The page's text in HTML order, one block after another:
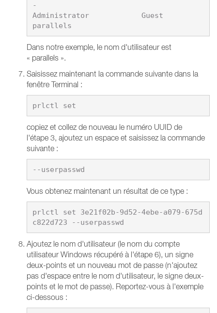
-
Administrator            Guest
Dans notre exemple, le nom d'utilisateur est
« parallels ».
Saisissez maintenant la commande suivante dans la
fenêtre Terminal :
copiez et collez de nouveau le numéro UUID de
l'étape 3, ajoutez un espace et saisissez la commande
suivante :
Vous obtenez maintenant un résultat de ce type :
prlctl set 3e21f02b-9d52-4ebe-a079-675d
Ajoutez le nom d'utilisateur (le nom du compte
utilisateur Windows récupéré à l'étape 6), un signe
deux-points et un nouveau mot de passe (n'ajoutez
pas d'espace entre le nom d'utilisateur, le signe deux-
points et le mot de passe). Reportez-vous à l'exemple
ci-dessous :